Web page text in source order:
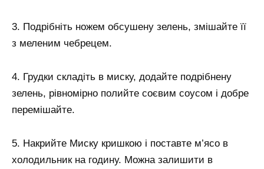
3. Подрібніть ножем обсушену зелень, змішайте її
з меленим чебрецем.
4. Грудки складіть в миску, додайте подрібнену
зелень, рівномірно полийте соєвим соусом і добре
перемішайте.
5. Накрийте Миску кришкою і поставте м’ясо в
холодильник на годину. Можна залишити в